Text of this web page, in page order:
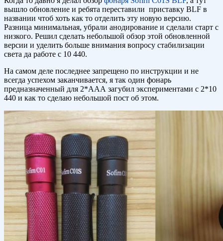
вышло обновление и ребята переставили приставку BLF в
названии чтоб хоть как то отделить эту новую версию.
Разница минимальная, убрали анодирование и сделали старт с
низкого. Решил сделать небольшой обзор этой обновленной
версии и уделить больше внимания вопросу стабилизации
света да работе с 10 440.
На самом деле последнее запрещено по инструкции и не
всегда успехом заканчивается, я так один фонарь
предназначенный для 2*ААА загубил экспериментами с 2*10
440 и как то сделаю небольшой пост об этом.